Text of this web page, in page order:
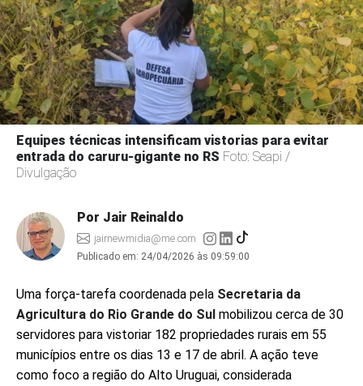
Equipes técnicas intensificam vistorias para evitar
entrada do caruru-gigante no RS Foto: Seapi /
Divulgação
Por Jair Reinaldo
jairnewmidia@me.com
Publicado em: 24/04/2026 às 09:59:00
Uma força-tarefa coordenada pela Secretaria da
Agricultura do Rio Grande do Sul mobilizou cerca de 30
servidores para vistoriar 182 propriedades rurais em 55
municípios entre os dias 13 e 17 de abril. A ação teve
como foco a região do Alto Uruguai, considerada